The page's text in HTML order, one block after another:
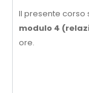
Il presente corso
modulo 4
ore.